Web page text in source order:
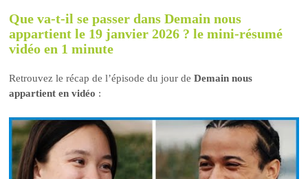
Que va-t-il se passer dans Demain nous
appartient le 19 janvier 2026 ? le mini-résumé
vidéo en 1 minute
Retrouvez le récap de l’épisode du jour deDemain nous
appartient en vidéo :